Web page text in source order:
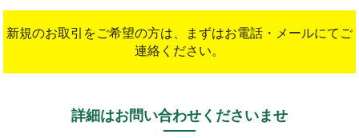
新規のお取引をご希望の方は、
まずはお電話・メールにてご
連絡ください。
詳細はお問い合わせくださいませ